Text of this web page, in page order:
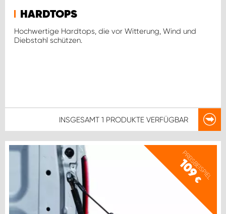
HARDTOPS
Hochwertige Hardtops, die vor Witterung, Wind und
Diebstahl schützen.
INSGESAMT 1 PRODUKTE VERFÜGBAR
PREISBEISPIEL
109
€